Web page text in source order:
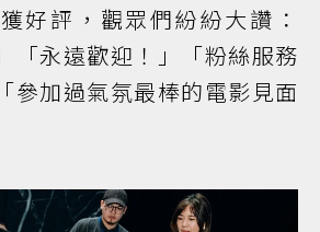
好評，觀眾們紛紛大讚：
「永遠歡迎！」「粉絲服務
參加過氣氛最棒的電影見面